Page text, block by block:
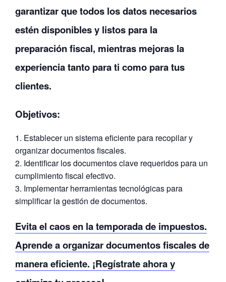
garantizar que todos los datos necesarios
estén disponibles y listos para la
preparación fiscal, mientras mejoras la
experiencia tanto para ti como para tus
clientes.
Objetivos:
Establecer un sistema eficiente para recopilar y
organizar documentos fiscales.
Identificar los documentos clave requeridos para un
cumplimiento fiscal efectivo.
Implementar herramientas tecnológicas para
simplificar la gestión de documentos.
Evita el caos en latemporadade impuestos.
Aprende a organizar documentos fiscales de
manera eficiente. ¡Regístrate ahora y